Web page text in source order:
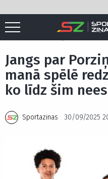
Sākums Basketbols / Jangs
Jangs par
manā spēlē
ko līdz šim
Sportazinas 30/09/2025